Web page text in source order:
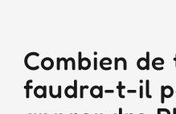
Combien de
faudra-t-il